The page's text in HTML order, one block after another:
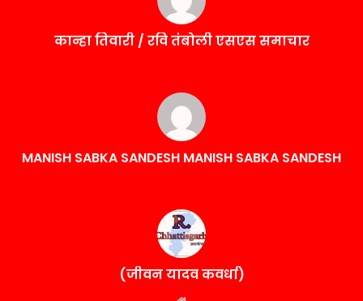
कान्हा तिवारी / रवि तंबोली एसएस समाचार
MANISH SABKA SANDESH MANISH SABKA SANDESH
(जीवन यादव कवर्धा)